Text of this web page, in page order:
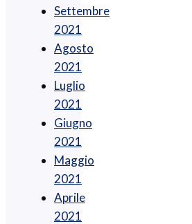
Settembre
2021
Agosto
2021
Luglio
2021
Giugno
2021
Maggio
2021
Aprile
2021